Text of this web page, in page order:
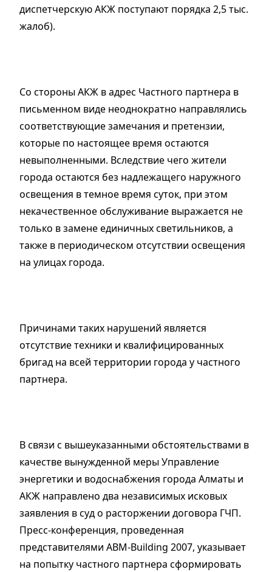
диспетчерскую АКЖ поступают порядка 2,5 тыс.
жалоб).
Со стороны АКЖ в адрес Частного партнера в
письменном виде неоднократно направлялись
соответствующие замечания и претензии,
которые по настоящее время остаются
невыполненными. Вследствие чего жители
города остаются без надлежащего наружного
освещения в темное время суток, при этом
некачественное обслуживание выражается не
только в замене единичных светильников, а
также в периодическом отсутствии освещения
на улицах города.
Причинами таких нарушений является
отсутствие техники и квалифицированных
бригад на всей территории города у частного
партнера.
В связи с вышеуказанными обстоятельствами в
качестве вынужденной меры Управление
энергетики и водоснабжения города Алматы и
АКЖ направлено два независимых исковых
заявления в суд о расторжении договора ГЧП.
Пресс-конференция, проведенная
представителями ABM-Building 2007, указывает
на попытку частного партнера сформировать